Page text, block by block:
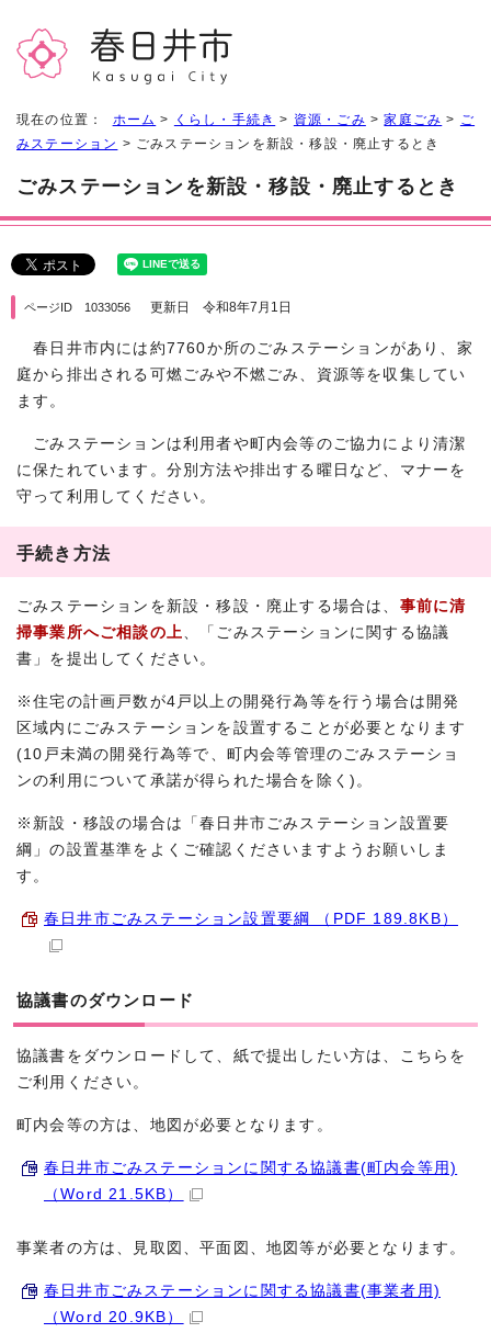
現在の位置： ホーム > くらし・手続き > 資源・ごみ >家庭ごみ > ご
みステーション > ごみステーションを新設・移設・廃止するとき
ごみステーションを新設・移設・廃止するとき
ページID 1033056 更新日 令和8年7月1日
春日井市内には約7760か所のごみステーションがあり、家
庭から排出される可燃ごみや不燃ごみ、資源等を収集してい
ます。
ごみステーションは利用者や町内会等のご協力により清潔
に保たれています。分別方法や排出する曜日など、マナーを
守って利用してください。
手続き方法
ごみステーションを新設・移設・廃止する場合は、 事前に清
掃事業所へご相談の上
、「ごみステーションに関する協議
書」を提出してください。
※住宅の計画戸数が4戸以上の開発行為等を行う場合は開発
区域内にごみステーションを設置することが必要となります
(10戸未満の開発行為等で、町内会等管理のごみステーショ
ンの利用について承諾が得られた場合を除く)。
※新設・移設の場合は「春日井市ごみステーション設置要
綱」の設置基準をよくご確認くださいますようお願いしま
す。
春日井市ごみステーション設置要綱 （PDF 189.8KB）
協議書のダウンロード
協議書をダウンロードして、紙で提出したい方は、こちらを
ご利用ください。
町内会等の方は、地図が必要となります。
春日井市ごみステーションに関する協議書(町内会等用)
（Word 21.5KB）
事業者の方は、見取図、平面図、地図等が必要となります。
春日井市ごみステーションに関する協議書(事業者用)
（Word 20.9KB）